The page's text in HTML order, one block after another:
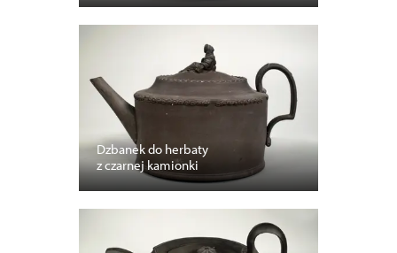
Dzbanek do herbaty
z czarnej kamionki